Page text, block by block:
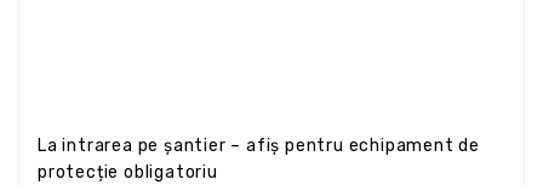
La intrarea pe șantier – afiș pentru echipament de
protecție obligatoriu